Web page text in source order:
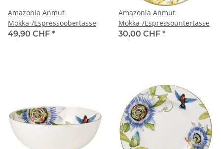
Amazonia Anmut
Mokka-/Espressoobertasse
49,90 CHF *
Amazonia Anmut
Mokka-/Espressountertasse
30,00 CHF *